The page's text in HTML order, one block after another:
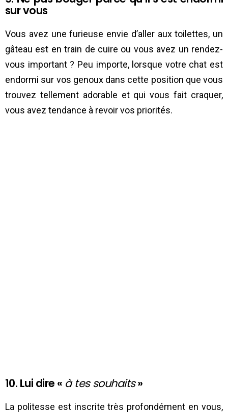
sur vous
Vous avez une furieuse envie d’aller aux toilettes, un
gâteau est en train de cuire ou vous avez un rendez-
vous important ? Peu importe, lorsque votre chat est
endormi sur vos genoux dans cette position que vous
trouvez tellement adorable et qui vous fait craquer,
vous avez tendance à revoir vos priorités.
10. Lui dire « à tes souhaits»
La politesse est inscrite très profondément en vous,